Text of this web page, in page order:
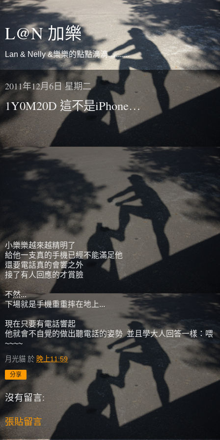
L@N 加樂
Lan & Nelly &樂樂的點點滴滴...........
2011年12月6日 星期二
1Y0M20D 這不是iPhone…
小樂樂越來越精明了
給他一支真的手機已經不能滿足他
還要電話真的會響之外
接了有人回應的才賞臉
不然...
下場就是手機重重摔在地上...
現在只要有電話響起
他就會不自覺的做出聽電話的姿勢 並且學大人回答一樣：喂
~~~~
月光貓 於 晚上11:59
分享
沒有留言:
張貼留言